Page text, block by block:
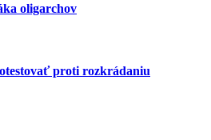
oligarchov
proti rozkrádaniu